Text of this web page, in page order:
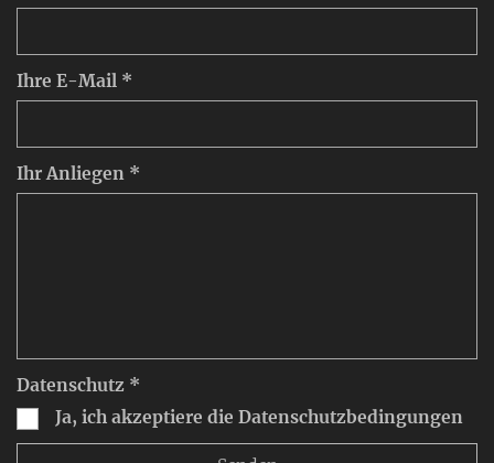
Ihre E-Mail *
Ihr Anliegen *
Datenschutz *
Ja, ich akzeptiere die Datenschutzbedingungen